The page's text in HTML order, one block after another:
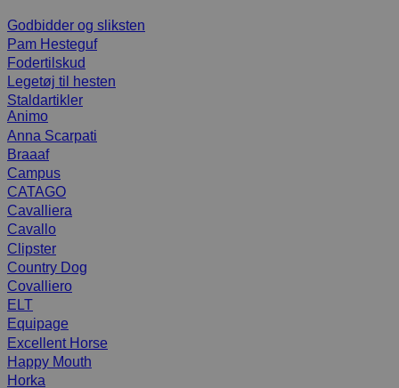
Godbidder og sliksten
Pam Hesteguf
Fodertilskud
Legetøj til hesten
Staldartikler
Animo
Anna Scarpati
Braaaf
Campus
CATAGO
Cavalliera
Cavallo
Clipster
Country Dog
Covalliero
ELT
Equipage
Excellent Horse
Happy Mouth
Horka